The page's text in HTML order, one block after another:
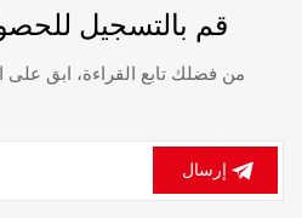
قم بالتسجيل
من فضلك تابع القراءة، ابق
إرسال